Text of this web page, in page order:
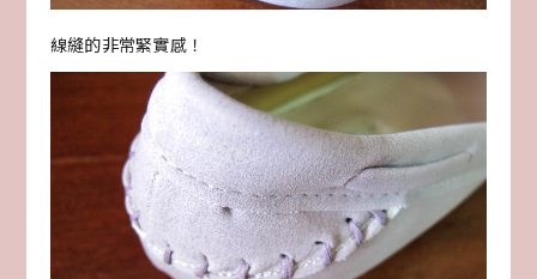
線縫的非常緊實感！